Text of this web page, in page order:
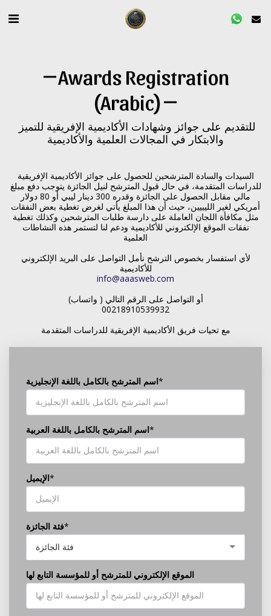
Awards Registration
(arabic)
والابتكار في المجالات العلمية والأكاديمية
السيدات والسادة المترشحين للحصول على جوائز الأكاديمية الإفريقية
للدراسات المتقدمة، في حال قبول المترشح لنيل الجائزة يتوجب دفع مبلغ
مالي مقابل الحصول على الجائزة وقدره 300 دينار ليبي أو 80 دولار
أمريكي لغير الليبيين، حيث أن هذا المبلغ يأتي لغرض تغطية بعض النفقات
مثل مكافأة اللجان العاملة على دارسة طلبات المترشحين وكذلك تغطية
نفقات الموقع الإلكتروني للأكاديمية ودعم لنا لتستمر هذه النشاطات
العلمية
لأي استفسار بخصوص الترشح نأمل التواصل على البريد الإلكتروني
للأكاديمية
info@aaasweb.com
أو التواصل على الرقم التالي ( واتساب)
00218910539932
مع تحيات فريق الأكاديمية الإفريقية للدراسات المتقدمة
اسم المترشح بالكامل باللغة الإنجليزية*
اسم المترشح بالكامل باللغة العربية*
الإيميل*
فئة الجائزة*
فئة الجائزة
الموقع الإلكتروني للمترشح أو للمؤسسة التابع لها